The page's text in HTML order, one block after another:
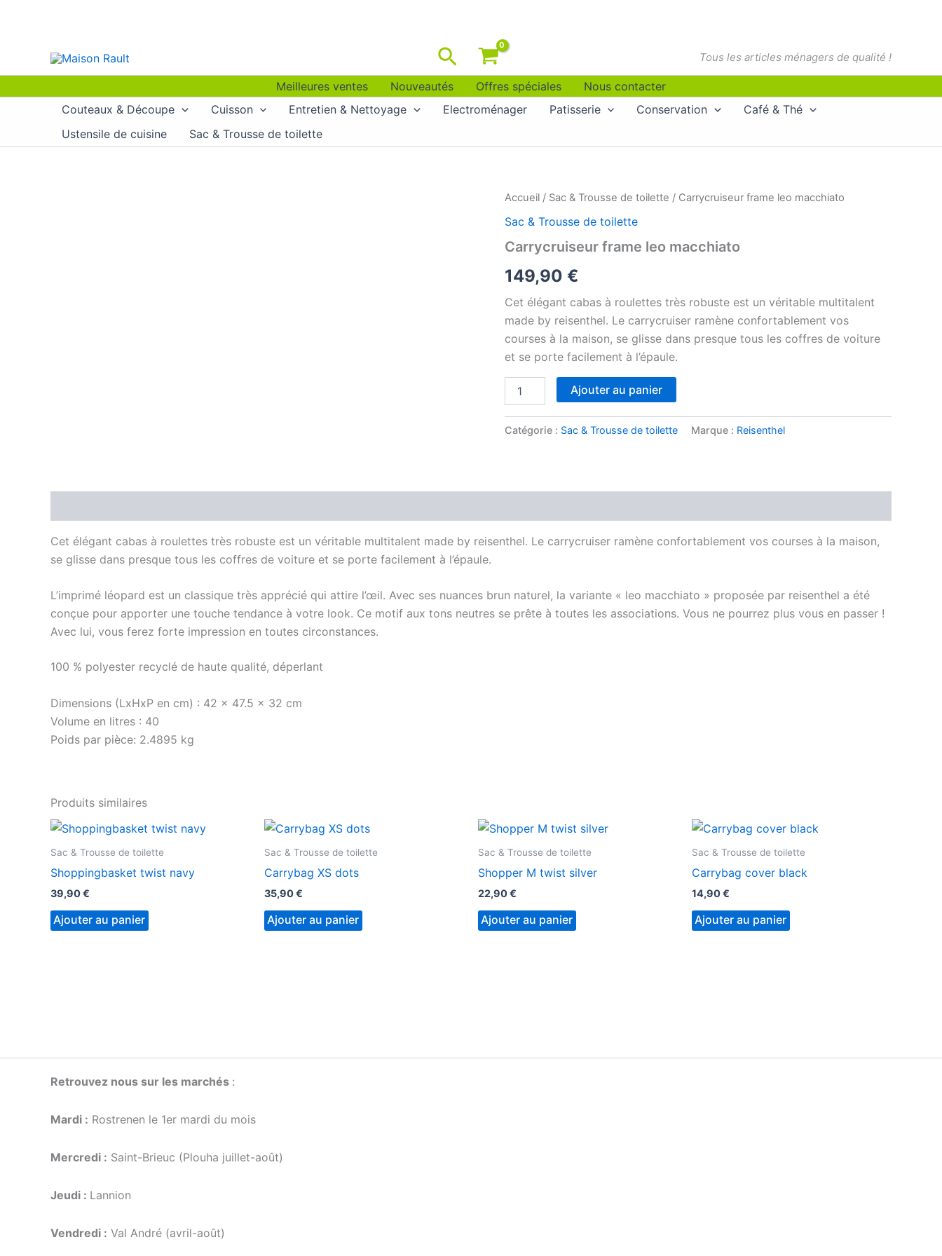
Rechercher Tous les articles ménagers de qualité !
Meilleures ventes Nouveautés Offres spéciales
Nous contacter
Couteaux & Découpe
Cuisson Entretien & Nettoyage Electroménager Patisserie Conservation
Café & Thé
Ustensile de cuisine
Sac & Trousse de toilette
Accueil / Sac & Trousse de toilette / Carrycruiseur frame leo macchiato
Sac & Trousse de toilette
Carrycruiseur frame leo macchiato
149,90 €
Cet élégant cabas à roulettes très robuste est un véritable multitalent
made by reisenthel. Le carrycruiser ramène confortablement vos
courses à la maison, se glisse dans presque tous les coffres de voiture
et se porte facilement à l’épaule.
frame
Ajouter au panier
Catégorie : Sac & Trousse de toilette Marque : Reisenthel
Cet élégant cabas à roulettes très robuste est un véritable multitalent made by reisenthel. Le carrycruiser ramène confortablement vos courses à la maison,
se glisse dans presque tous les coffres de voiture et se porte facilement à l’épaule.
L’imprimé léopard est un classique très apprécié qui attire l’œil. Avec ses nuances brun naturel, la variante « leo macchiato » proposée par reisenthel a été
conçue pour apporter une touche tendance à votre look. Ce motif aux tons neutres se prête à toutes les associations. Vous ne pourrez plus vous en passer !
Avec lui, vous ferez forte impression en toutes circonstances.
100 % polyester recyclé de haute qualité, déperlant
Dimensions (LxHxP en cm) : 42 x 47.5 x 32 cm
Volume en litres : 40
Poids par pièce: 2.4895 kg
Produits similaires
Sac & Trousse de toilette
Shoppingbasket twist navy
39,90€
Ajouter au panier
Sac & Trousse de toilette
Carrybag XS dots
35,90€
Ajouter au panier
Sac & Trousse de toilette
Shopper M twist silver
22,90€
Ajouter au panier
Sac & Trousse de toilette
Carrybag cover black
14,90€
Ajouter au panier
Retrouvez nous sur les marchés :
Mardi : Rostrenen le 1er mardi du mois
Mercredi : Saint-Brieuc (Plouha juillet-août)
Jeudi : Lannion
Vendredi : Val André (avril-août)